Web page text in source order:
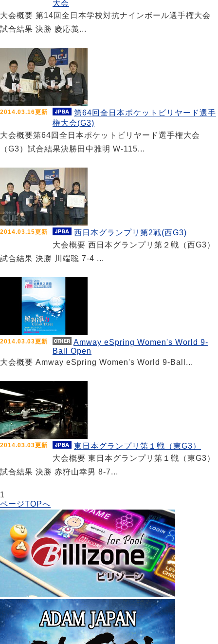
大会
大会概要 第14回全日本学校対抗ナインボール選手権大会
試合結果 決勝 慶応義...
2014.03.16更新
第64回全日本ポケットビリヤード選手
権大会(G3)
大会概要第64回全日本ポケットビリヤード選手権大会
（G3）試合結果決勝田中雅明 W-115...
2014.03.15更新
西日本グランプリ第2戦(西G3)
大会概要 西日本グランプリ第２戦（西G3）
試合結果 決勝 川端聡 7-4 ...
2014.03.03更新
Amway eSpring Women's World 9-
Ball Open
大会概要 Amway eSpring Women's World 9-Ball...
2014.03.03更新
東日本グランプリ第１戦（東G3）
大会概要 東日本グランプリ第１戦（東G3）
試合結果 決勝 赤狩山幸男 8-7...
1
ページTOPへ